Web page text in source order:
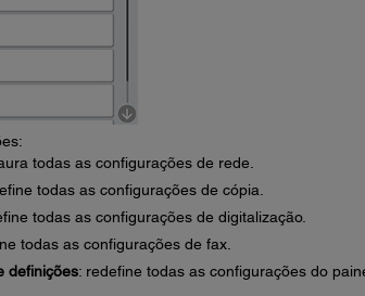
todas as configurações de rede.
todas as configurações de cópia.
todas as configurações de digitalização.
todas as configurações de fax.
definições: redefine todas as configurações do